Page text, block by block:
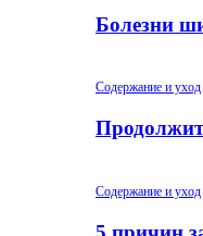
Болезни
Содержание и уход
Содержание и уход